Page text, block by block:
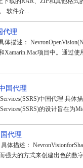
软件介...
代理
体描述：
Xamarin.Mac项目中。通过
国代理
中国代理 具体
的设计旨在为
代理
体描述：
强大的方式来创建出色的数